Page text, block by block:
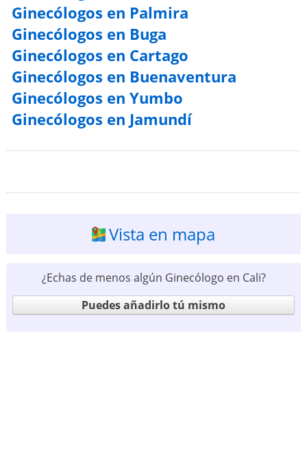
Ginecólogos en Palmira
Ginecólogos en Buga
Ginecólogos en Cartago
Ginecólogos en Buenaventura
Ginecólogos en Yumbo
Ginecólogos en Jamundí
Vista en mapa
¿Echas de menos algún Ginecólogo en Cali?
Puedes añadirlo tú mismo